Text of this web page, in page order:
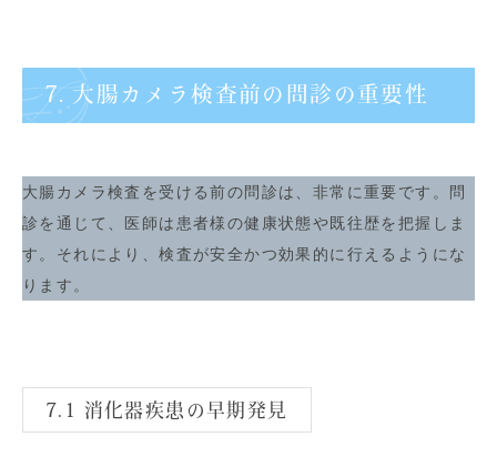
7. 大腸カメラ検査前の問診の重要性
大腸カメラ検査を受ける前の問診は、非常に重要です。問
診を通じて、医師は患者様の健康状態や既往歴を把握しま
す。それにより、検査が安全かつ効果的に行えるようにな
ります。
7.1 消化器疾患の早期発見